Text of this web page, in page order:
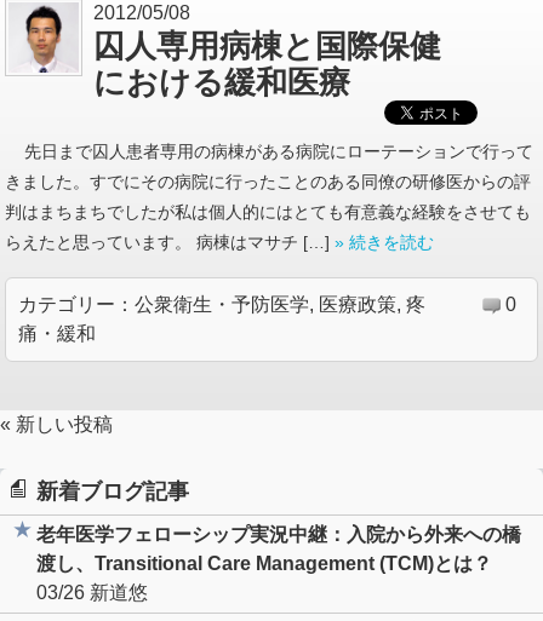
2012/05/08
囚人専用病棟と国際保健
における緩和医療
先日まで囚人患者専用の病棟がある病院にローテーションで行って
きました。すでにその病院に行ったことのある同僚の研修医からの評
判はまちまちでしたが私は個人的にはとても有意義な経験をさせても
らえたと思っています。 病棟はマサチ […] » 続きを読む
カテゴリー： 公衆衛生・予防医学, 医療政策, 疼
痛・緩和
0
« 新しい投稿
新着ブログ記事
老年医学フェローシップ実況中継：入院から外来への橋
渡し、Transitional Care Management (TCM)とは？
03/26 新道悠